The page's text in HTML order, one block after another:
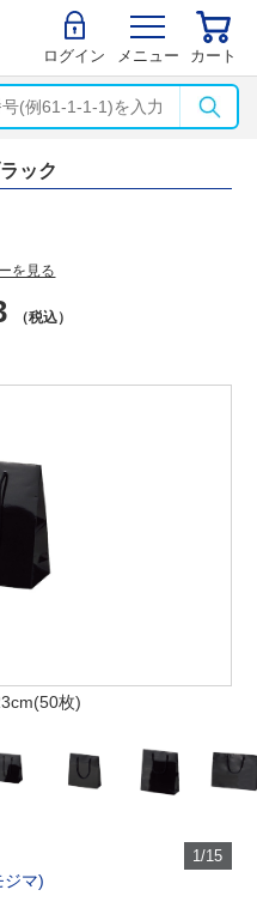
ログイン メニュー カート
ック
を見る
（税込）
枚)
1/15
ジマ)